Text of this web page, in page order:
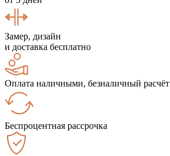
Замер, дизайн
и доставка бесплатно
Оплата наличными, безналичный расчёт
Беспроцентная рассрочка